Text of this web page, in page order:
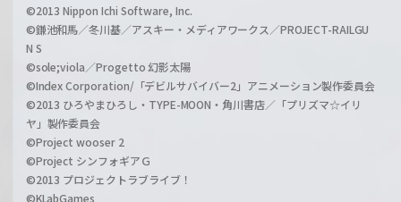
©2013 Nippon Ichi Software, Inc.
©鎌池和馬／冬川基／アスキー・メディアワークス／PROJECT-RAILGU
N S
©sole;viola／Progetto 幻影太陽
©Index Corporation/「デビルサバイバー2」アニメーション製作委員会
©2013 ひろやまひろし・TYPE-MOON・角川書店／「プリズマ☆イリ
ヤ」製作委員会
©Project wooser 2
©Project シンフォギアＧ
©2013 プロジェクトラブライブ！
©KLabGames